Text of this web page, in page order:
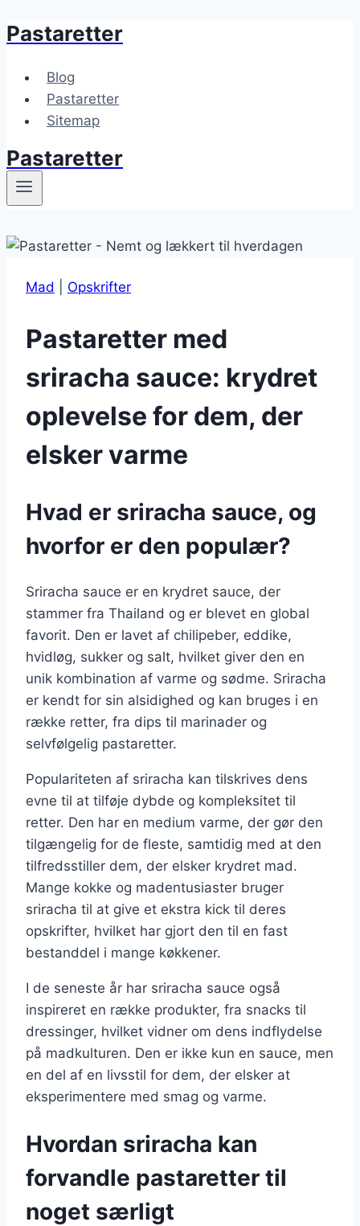
Fortsæt
indhold
Pastaretter
Blog
Pastaretter
Sitemap
Pastaretter
Mad Opskrifter
Pastaretter med
sriracha sauce: krydret
oplevelse for dem, der
elsker varme
Hvad er sriracha sauce, og
hvorfor er den populær?
Sriracha sauce er en krydret sauce, der
stammer fra Thailand og er blevet en global
favorit. Den er lavet af chilipeber, eddike,
hvidløg, sukker og salt, hvilket giver den en
unik kombination af varme og sødme. Sriracha
er kendt for sin alsidighed og kan bruges i en
række retter, fra dips til marinader og
selvfølgelig pastaretter.
Populariteten af sriracha kan tilskrives dens
evne til at tilføje dybde og kompleksitet til
retter. Den har en medium varme, der gør den
tilgængelig for de fleste, samtidig med at den
tilfredsstiller dem, der elsker krydret mad.
Mange kokke og madentusiaster bruger
sriracha til at give et ekstra kick til deres
opskrifter, hvilket har gjort den til en fast
bestanddel i mange køkkener.
I de seneste år har sriracha sauce også
inspireret en række produkter, fra snacks til
dressinger, hvilket vidner om dens indflydelse
på madkulturen. Den er ikke kun en sauce, men
en del af en livsstil for dem, der elsker at
eksperimentere med smag og varme.
Hvordan sriracha kan
forvandle pastaretter til
noget særligt